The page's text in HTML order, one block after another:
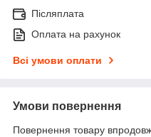
Післяплата
Оплата на рахунок
Всі умови оплати
Умови повернення
Повернення товару